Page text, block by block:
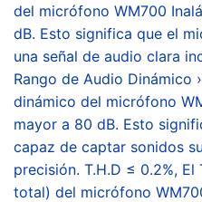
del micrófono WM700
dB. Esto significa que el
una señal de audio clara
Rango de Audio Dinámico
dinámico del micrófono
mayor a 80 dB. Esto
capaz de captar sonidos
precisión. T.H.D ≤ 0.2%,
total) del micrófono